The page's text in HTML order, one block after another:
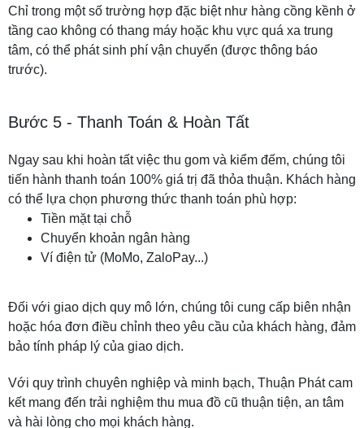
Chỉ trong một số trường hợp đặc biệt như hàng cồng kềnh ở
tầng cao không có thang máy hoặc khu vực quá xa trung
tâm, có thể phát sinh phí vận chuyển (được thông báo
trước).
Bước 5 - Thanh Toán & Hoàn Tất
Ngay sau khi hoàn tất việc thu gom và kiểm đếm, chúng tôi
tiến hành thanh toán 100% giá trị đã thỏa thuận. Khách hàng
có thể lựa chọn phương thức thanh toán phù hợp:
Tiền mặt tại chỗ
Chuyển khoản ngân hàng
Ví điện tử (MoMo, ZaloPay...)
Đối với giao dịch quy mô lớn, chúng tôi cung cấp biên nhận
hoặc hóa đơn điều chỉnh theo yêu cầu của khách hàng, đảm
bảo tính pháp lý của giao dịch.
Với quy trình chuyên nghiệp và minh bạch, Thuận Phát cam
kết mang đến trải nghiệm thu mua đồ cũ thuận tiện, an tâm
và hài lòng cho mọi khách hàng.